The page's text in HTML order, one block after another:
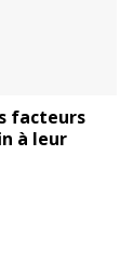
facteurs
à leur